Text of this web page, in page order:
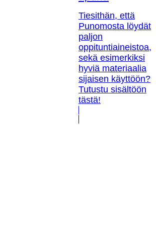
Tiesithän, että
Punomosta löydät
paljon
oppituntiaineistoa,
sekä esimerkiksi
hyviä materiaalia
sijaisen käyttöön?
Tutustu sisältöön
tästä!